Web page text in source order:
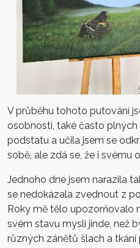
V průběhu tohoto putování
osobnosti, také často
podstatu a učila jsem se
sobě, ale zdá se, že i svému
Jednoho dne jsem narazila
se nedokázala zvednout z
Roky mě tělo upozorňovalo
svém stavu mysli jinde, než
různých zánětů šlach a tkání